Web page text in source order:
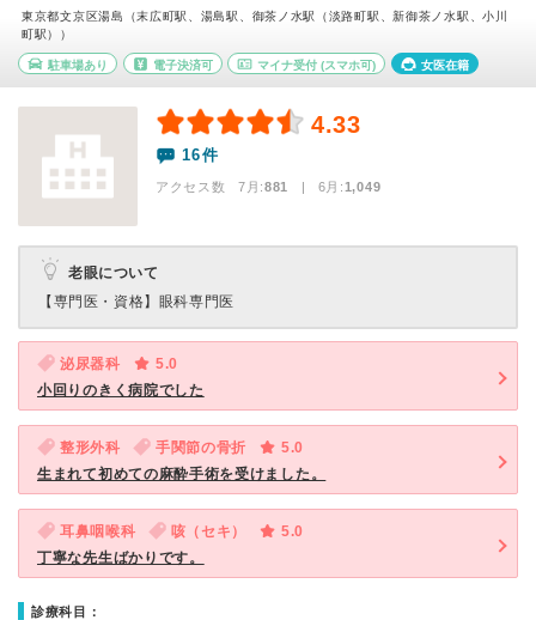
東京都文京区湯島（末広町駅、湯島駅、御茶ノ水駅（淡路町駅、新御茶ノ水駅、小川
町駅））
駐車場あり 電子決済可 マイナ受付 (スマホ可) 女医在籍
4.33
16件
アクセス数 7月:881 | 6月:1,049
老眼について
【専門医・資格】 眼科専門医
泌尿器科
5.0
小回りのきく病院でした
整形外科 手関節の骨折
5.0
生まれて初めての麻酔手術を受けました。
耳鼻咽喉科 咳（セキ）
5.0
丁寧な先生ばかりです。
診療科目：